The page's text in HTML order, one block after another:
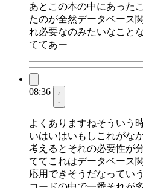
あとこの本の中にあった
たのが全然データベース
れ必要なのみたいなこと
ててあー
08:36
よくありますねそういう
いはいはいもしこれがな
考えるとそれの必要性が
ててこれはデータベース
応用できそうだなってい